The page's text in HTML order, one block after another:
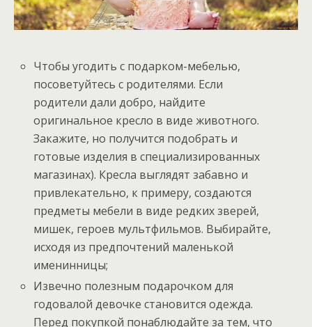
Чтобы угодить с подарком-мебелью,
посоветуйтесь с родителями. Если
родители дали добро, найдите
оригинальное кресло в виде животного.
Закажите, но получится подобрать и
готовые изделия в специализированных
магазинах). Кресла выглядят забавно и
привлекательно, к примеру, создаются
предметы мебели в виде редких зверей,
мишек, героев мультфильмов. Выбирайте,
исходя из предпочтений маленькой
именинницы;
Извечно полезным подарочком для
годовалой девочке становится одежда.
Перед покупкой понаблюдайте за тем, что